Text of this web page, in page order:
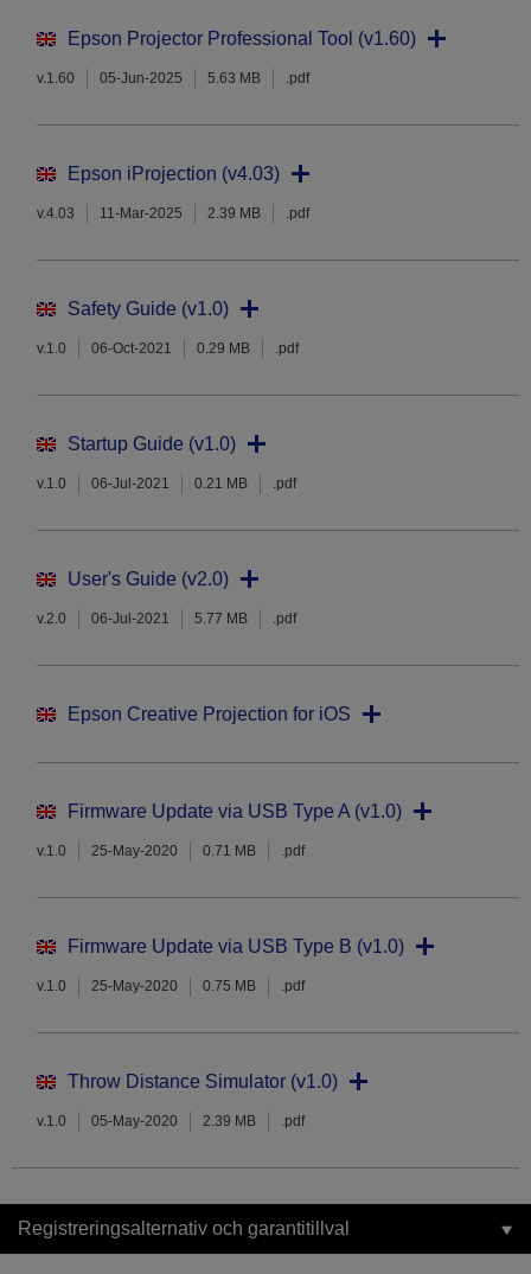
Epson Projector Professional Tool (v1.60)
v.1.60 05-Jun-2025 5.63 MB .pdf
Epson iProjection (v4.03)
v.4.03 11-Mar-2025 2.39 MB .pdf
Safety Guide (v1.0)
v.1.0 06-Oct-2021 0.29 MB .pdf
Startup Guide (v1.0)
v.1.0 06-Jul-2021 0.21 MB .pdf
User's Guide (v2.0)
v.2.0 06-Jul-2021 5.77 MB .pdf
Epson Creative Projection for iOS
Firmware Update via USB Type A (v1.0)
v.1.0 25-May-2020 0.71 MB .pdf
Firmware Update via USB Type B (v1.0)
v.1.0 25-May-2020 0.75 MB .pdf
Throw Distance Simulator (v1.0)
v.1.0 05-May-2020 2.39 MB .pdf
Registreringsalternativ och garantitillval